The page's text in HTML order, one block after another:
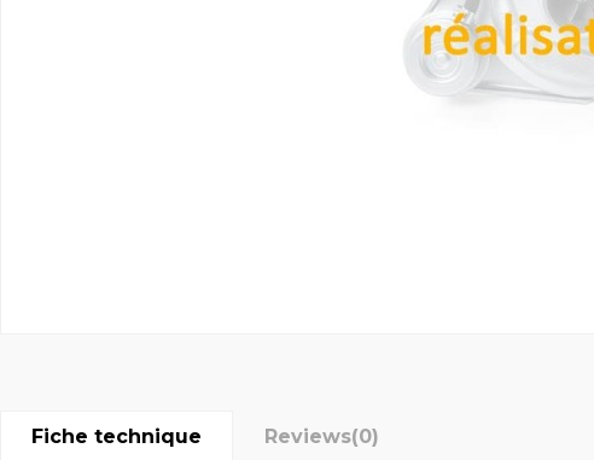
Fiche technique Reviews(0)